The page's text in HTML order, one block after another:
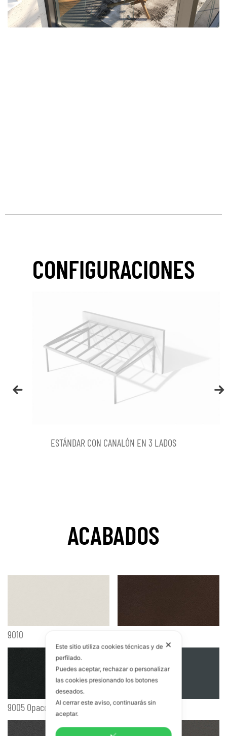
CONFIGURACIONES
ESTÁNDAR CON CANALÓN EN 3 LADOS
ACABADOS
9010
9005 Opaco Gris mármol
✕
Este sitio utiliza cookies técnicas y de
perfilado.
Puedes aceptar, rechazar o personalizar
las cookies presionando los botones
deseados.
Al cerrar este aviso, continuarás sin
aceptar.